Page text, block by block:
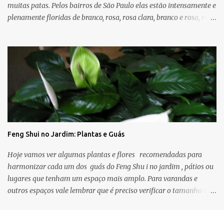
muitas patas. Pelos bairros de São Paulo elas estão intensamente e
plenamente floridas de branco, rosa, rosa clara, branco e rosa, rosa
cinzas, trânsito e agitação urbana que trazem boas energias e
mensagens de esperança, amor, paz. Dia desses de sol,
caminhando pelas ruas dos bairros próximos parei embaixo de
uma árvore que achei bonita e fotografei. Olhei com mais calma
para cima e percebi as folhas de coração e flores rosadas . E outro
dia desses - dia de muito vento - atravessei a rua perto da minha
casa e lá estava: outra árvore espalhando as folhas e as flores no
chão cinza. As árvores que menciono hoje são conhecidas como
formato da pata de vaca, por isso...
Feng Shui no Jardim: Plantas e Guás
Hoje vamos ver algumas plantas e flores recomendadas para
harmonizar cada um dos guás do Feng Shu i no jardim , pátios ou
lugares que tenham um espaço mais amplo. Para varandas e
outros espaços vale lembrar que é preciso verificar o tamanho da